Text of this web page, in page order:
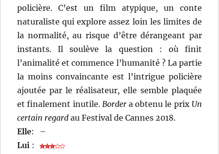
policière. C’est un film atypique, un conte
naturaliste qui explore assez loin les limites de
la normalité, au risque d’être dérangeant par
instants. Il soulève la question : où finit
l’animalité et commence l’humanité ? La partie
la moins convaincante est l’intrigue policière
ajoutée par le réalisateur, elle semble plaquée
et finalement inutile. Bordera obtenu le prix Un
certain regard au Festival de Cannes 2018.
Elle:
–
Lui :